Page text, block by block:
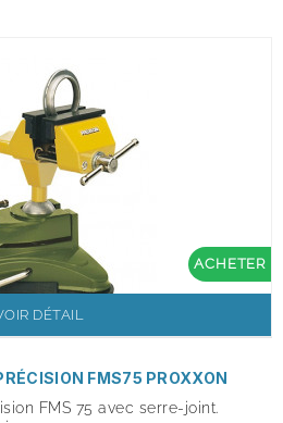
ACHETER
DÉTAIL
FMS75 PROXXON
FMS 75 avec serre-joint.